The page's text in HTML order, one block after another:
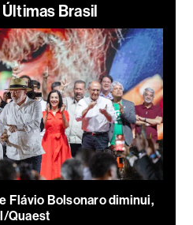
Últimas Brasil
Flávio Bolsonaro diminui,
Quaest